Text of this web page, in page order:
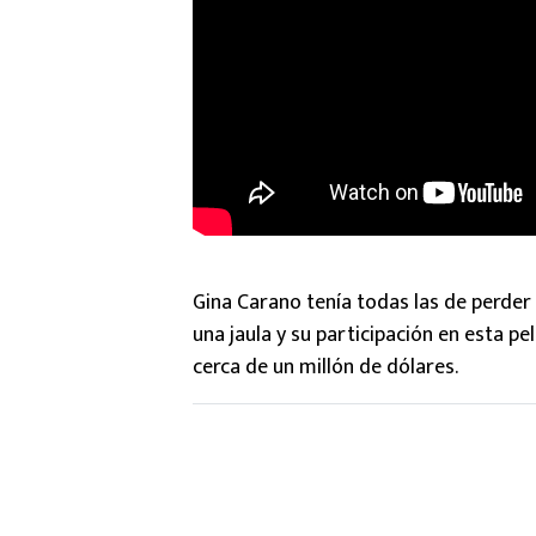
Gina Carano tenía todas las de
una jaula y su participación en esta
cerca de un millón de dólares.